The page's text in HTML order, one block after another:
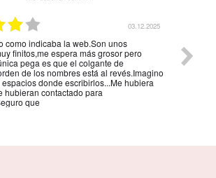
03.12.2025
como indicaba la web.Son unos
finitos,me espera más grosor pero
pega es que el colgante de
de los nombres está al revés.Imagino
donde escribirlos...Me hubiera
hubieran contactado para
que
la